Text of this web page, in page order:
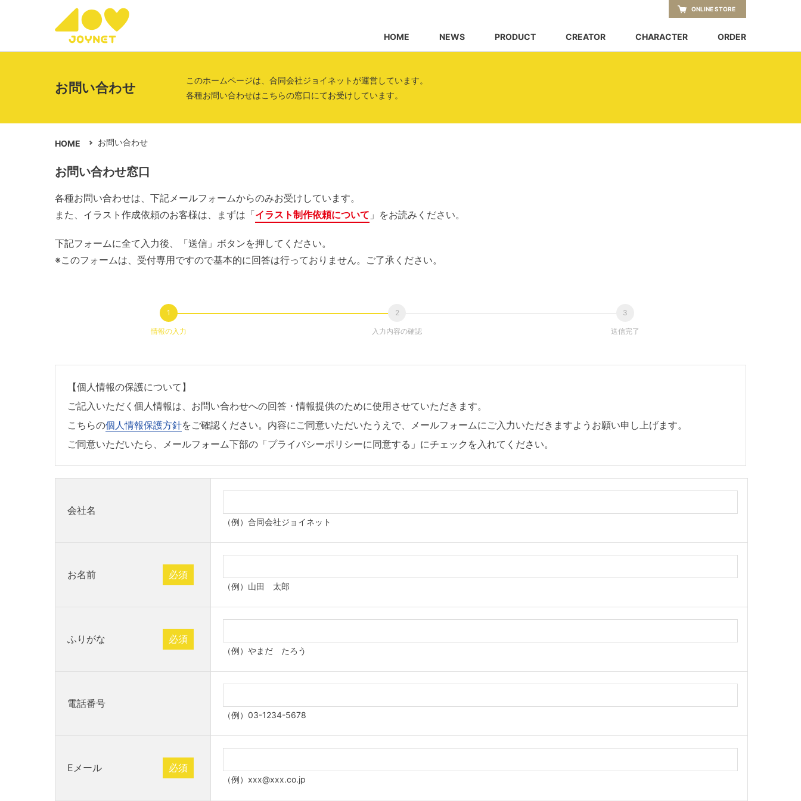
HOME NEWS PRODUCT CREATOR CHARACTER ORDER
ONLINE STORE
お問い合わせ
このホームページは、合同会社ジョイネットが運営しています。
各種お問い合わせはこちらの窓口にてお受けしています。
HOME お問い合わせ
お問い合わせ窓口
各種お問い合わせは、下記メールフォームからのみお受けしています。
また、イラスト作成依頼のお客様は、まずは「イラスト制作依頼について 」をお読みください。
下記フォームに全て入力後、「送信」ボタンを押してください。
※このフォームは、受付専用ですので基本的に回答は行っておりません。ご了承ください。
情報の入力 入力内容の確認 送信完了
【個人情報の保護について】
ご記入いただく個人情報は、お問い合わせへの回答・情報提供のために使用させていただきます。
こちらの個人情報保護方針をご確認ください。内容にご同意いただいたうえで、メールフォームにご入力いただきますようお願い申し上げます。
ご同意いただいたら、メールフォーム下部の「プライバシーポリシーに同意する」にチェックを入れてください。
会社名
（例）合同会社ジョイネット
お名前 必須
（例）山田 太郎
ふりがな 必須
（例）やまだ たろう
電話番号
（例）03-1234-5678
Eメール 必須
（例）xxx@xxx.co.jp